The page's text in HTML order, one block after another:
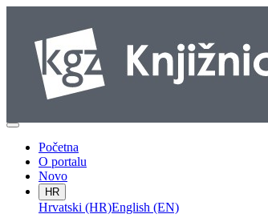
Početna
O portalu
Novo
HR
Hrvatski (HR)English (EN)